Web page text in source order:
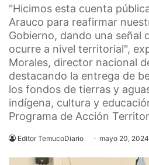
"Hicimos esta cuenta
Arauco para reafirmar
Gobierno, dando una señal
ocurre a nivel territorial",
Morales, director nacional
destacando la entrega de
los fondos de tierras y
indígena, cultura y
Programa de Acción
Editor TemucoDiario mayo 20, 2024